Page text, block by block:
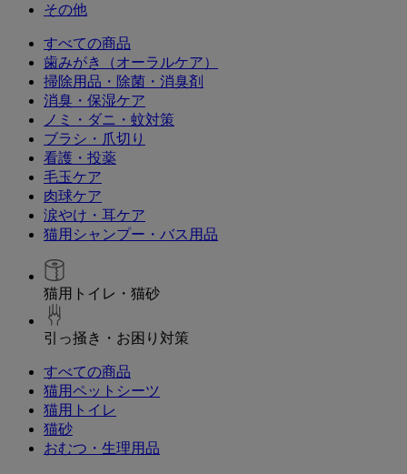
その他
すべての商品
歯みがき（オーラルケア）
掃除用品・除菌・消臭剤
消臭・保湿ケア
ノミ・ダニ・蚊対策
ブラシ・爪切り
看護・投薬
毛玉ケア
肉球ケア
涙やけ・耳ケア
猫用シャンプー・バス用品
猫用トイレ・猫砂
引っ掻き・お困り対策
すべての商品
猫用ペットシーツ
猫用トイレ
猫砂
おむつ・生理用品